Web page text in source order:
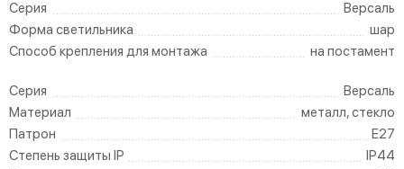
Серия
Версаль
Форма светильника
шар
Способ крепления для монтажа
на постамент
Серия
Версаль
Материал
металл, стекло
Патрон
E27
Степень защиты IP
IP44